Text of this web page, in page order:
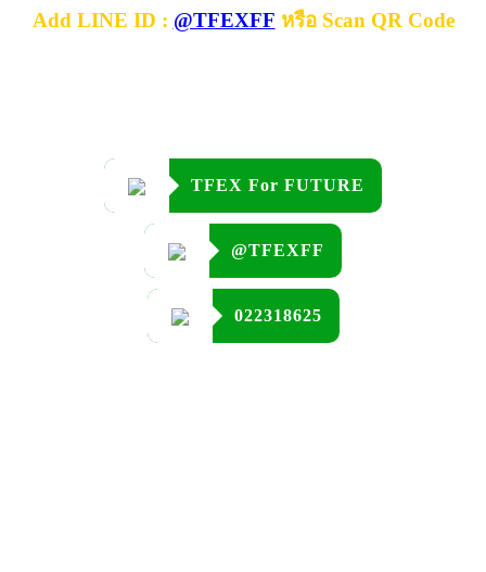
Add LINE ID : @TFEXFF หรือ Scan QR Code
TFEX For FUTURE
@TFEXFF
022318625